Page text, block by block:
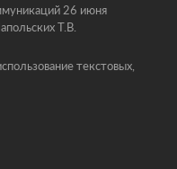
26 июня
Т.В.
текстовых,